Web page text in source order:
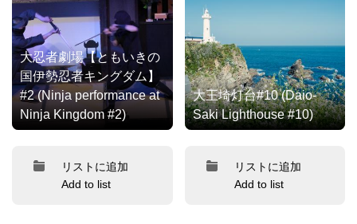
大忍者劇場【ともいきの
国伊勢忍者キングダム】
#2 (Ninja performance at
Ninja Kingdom #2)
リストに追加
Add to list
大王埼灯台#10 (Daio-
Saki Lighthouse #10)
リストに追加
Add to list